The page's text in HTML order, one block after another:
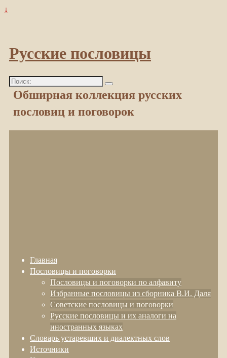
↓
Русские пословицы
Поиск:
Обширная коллекция русских
пословиц и поговорок
Главная
Пословицы и поговорки
Пословицы и поговорки по алфавиту
Избранные пословицы из сборника В.И. Даля
Советские пословицы и поговорки
Русские пословицы и их аналоги на
иностранных языках
Словарь устаревших и диалектных слов
Источники